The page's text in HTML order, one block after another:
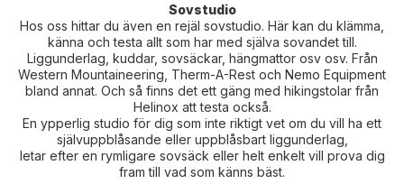
Sovstudio
Hos oss hittar du även en rejäl sovstudio. Här kan du klämma,
känna och testa allt som har med själva sovandet till.
Liggunderlag, kuddar, sovsäckar, hängmattor osv osv. Från
Western Mountaineering, Therm-A-Rest och Nemo Equipment
bland annat. Och så finns det ett gäng med hikingstolar från
Helinox att testa också.
En ypperlig studio för dig som inte riktigt vet om du vill ha ett
självuppblåsande eller uppblåsbart liggunderlag,
letar efter en rymligare sovsäck eller helt enkelt vill prova dig
fram till vad som känns bäst.